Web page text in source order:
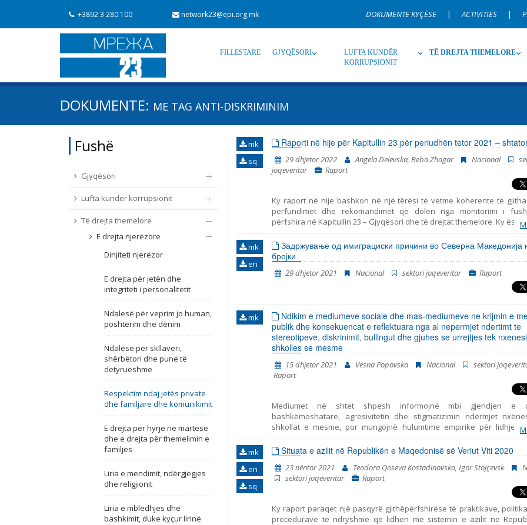
+3892 3 280 100 network23@epi.org.mk DOKUMENTE KYÇËSE | ACTIVITIES |
FILLESTARE GJYQËSORI
LUFTA KUNDËR
KORRUPSIONIT
TË DREJTA THEMELORE
Kërko dokumente
Gjuhë Emër, përshkrim ose fjalen
DOKUMENTE: ME TAG ANTI-DISKRIMINIM
Fushë
Gjyqësori
Lufta kundër korrupsionit
Të drejta themelore
E drejta njerëzore
Dinjiteti njerëzor
E drejta për jetën dhe
integriteti i personalitetit
Ndalesë për veprim jo human,
poshtërim dhe dënim
Ndalesë për skllavëri,
shërbëtori dhe punë të
detyrueshme
Respektim ndaj jetës private
dhe familjare dhe komunikimit
E drejta për hyrje në martesë
dhe e drejta për themelimin e
familjes
Liria e mendimit, ndërgjegjes
dhe religjionit
Liria e mbledhjes dhe
bashkimit, duke kyçur lirinë
mk
sq
Raporti në hije për Kapitullin 23 për periudhën tetor 2021 –
29 dhjetor 2022 Angela Delevska, Beba Zhagar Nacional
joqeveritar
Raport
Ky raport në hije bashkon në një tërësi të vetme koherente të
përfundimet dhe rekomandimet që dolën nga monitorimi i
përfshira në Kapitullin 23 – Gjyqësori dhe të drejtat themelore. Ky
i shtatë i tillë i publikuar nga Instituti për Politika Evropiane (EPI) –
marrë parasysh komentet dhe opinionet e organizatave joqeveritare.
periudhat e mëparshme mbulojnë periudhat në vijim: tetor 2014 –
korrik 2015 – prill 2016, maj 2016 – janar 2018, qershor 2018 – mars
2019 – mars 2020 dhe prill 2020 – shtator 2021.
mk
en
Задржување од имиграциски причини во Северна Македонија
бројки
29 dhjetor 2021 Nacional sektori joqeveritar Raport
mk
Ndikim e mediumeve sociale dhe mas-mediumeve ne krijmin e
publik dhe konsekuencat e reflektuara nga al nepermjet ndertimt te
stereotipeve, diskrinimit, bullingut dhe gjuhes se urrejtjes tek
shkolles se mesme
15 dhjetor 2021 Vesna Popovska Nacional
sektori
Raport
Мediumet në shtet shpesh informojnë mbi gjendjen e
bashkëmoshatare, agresivitetin dhe stigmatizimin ndërmjet
shkollat e mesme, por mungojnë hulumtime empirike për lidhjen
ndërmjet qëndrimeve të këtilla dhe burimeve të ndikimeve
formimin e tyre. Në kontekst të ndodhive të fundit: pandemija, izolimi
dhe mësimdhënia online, eventet e këtille nuk munguan në botën
tregon se roli i mediumeve, në gjithë procesin, paraqet faktor të cilit
qaset.
mk
en
sq
Situata e azilit në Republikën e Maqedonisë së Veriut Viti 2020
23 nëntor 2021 Teodora Qoseva Kostadinovska, Igor Stojçevsk
sektori joqeveritar
Raport
Ky raport paraqet një pasqyrë gjithëpërfshirëse të praktikave,
procedurave të ndryshme që lidhen me sistemin e azilit në